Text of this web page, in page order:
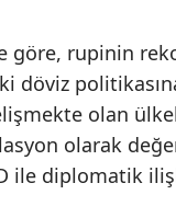
göre, rupinin
döviz
olan
olarak
ile diplomatik